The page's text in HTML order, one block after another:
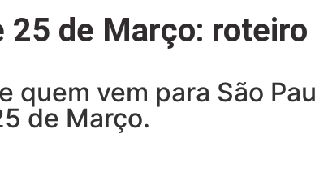
25 de Março:
quem vem para São
de Março.